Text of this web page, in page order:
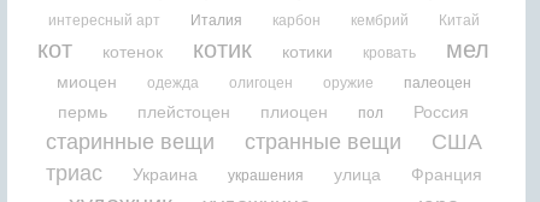
интересный арт Италия карбон кембрий Китай
кот котенок котик котики кровать мел
миоцен одежда олигоцен оружие палеоцен
пермь плейстоцен плиоцен пол Россия
старинные вещи странные вещи
США
триас
Украина украшения улица Франция